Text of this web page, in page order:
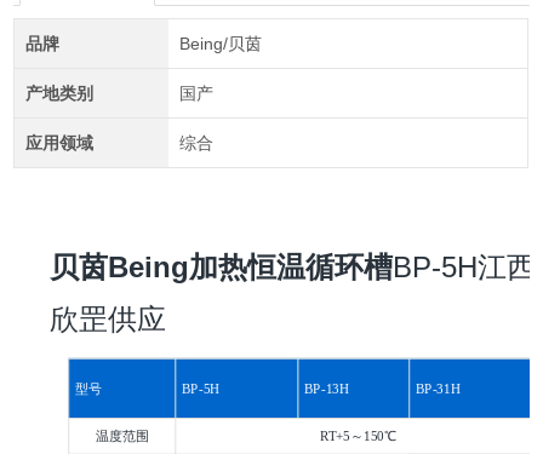
品牌 Being/贝茵
产地类别 国产
应用领域 综合
贝茵Being加热恒温循环槽BP-5H江西
欣罡供应
型号 BP-5H BP-13H BP-31H
温度范围 RT+5～150℃